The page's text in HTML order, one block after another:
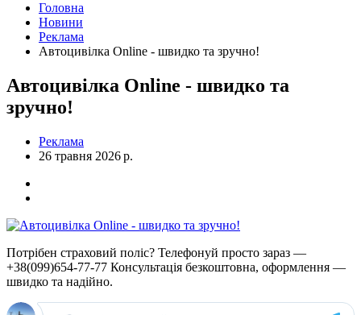
Головна
Новини
Реклама
Автоцивілка Online - швидко та зручно!
Автоцивілка Online - швидко та
зручно!
Реклама
26 травня 2026 р.
Потрібен страховий поліс? Телефонуй просто зараз —
+38(099)654-77-77 Консультація безкоштовна, оформлення —
швидко та надійно.